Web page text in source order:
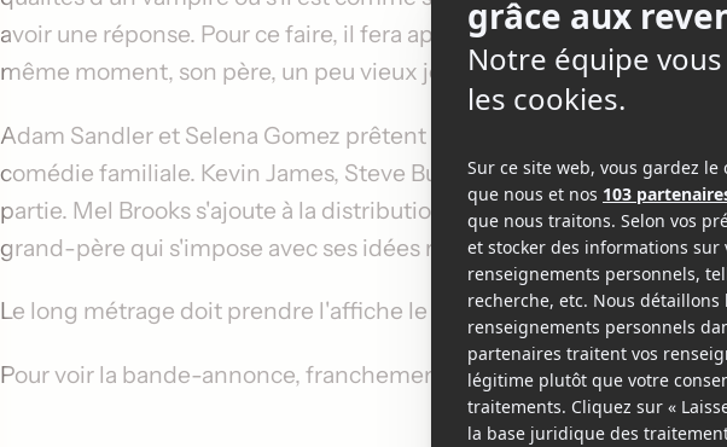
avoir une réponse. Pour ce faire, il fera appel à ses nombreux amis
même moment, son père, un peu vieux jeu, s'imposera dans l'hôtel
Adam Sandler et Selena Gomez prêtent à nouveau leur voix aux
comédie familiale. Kevin James, Steve BuscemietKeegan-Michael
partie. Mel Brooks s'ajoute à la distribution vocale du film et donne
grand-père qui s'impose avec ses idées rétrogrades.
Le long métrage doit prendre l'affiche le 25 septembre prochain.
Pour voir la bande-annonce, franchement amusante et